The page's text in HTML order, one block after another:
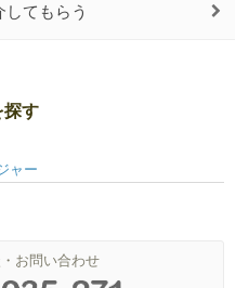
してもらう
探す
ャー
お問い合わせ